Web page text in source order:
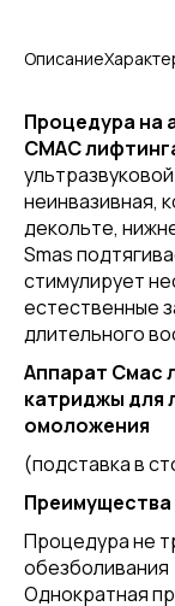
Описание
Процедура на
СМАС
неинвазивная,
декольте,
Smas
стимулирует
естественные
длительного
Аппарат Смас
катриджы для
омоложения
(подставка в
Преимущества
Процедура не
обезболивания
Однократная